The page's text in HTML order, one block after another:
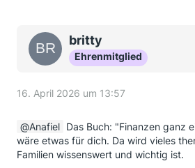
britty
Ehrenmitglied
16. April 2026 um 13:57
Anafiel Das Buch: "Finanzen ganz
wäre etwas für dich. Da wird vieles
Familien wissenswert und wichtig ist.